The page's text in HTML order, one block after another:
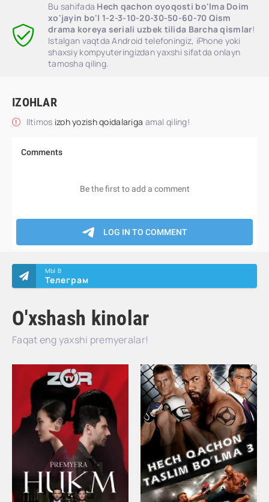
Bu sahifada Hech qachon oyoqosti bo'lma Doim
xo'jayin bo'l 1-2-3-10-20-30-50-60-70 Qism
drama koreya seriali uzbek tilida Barcha qismlar!
Istalgan vaqtda Android telefoningiz, iPhone yoki
shaxsiy kompyuteringizdan yaxshi sifatda onlayn
tamosha qiling.
IZOHLAR
Iltimos izoh yozish qoidalariga amal qiling!
O'xshash kinolar
Faqat eng yaxshi premyeralar!
МЫ В
Телеграм